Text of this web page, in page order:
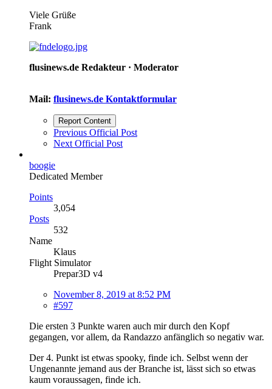
Viele Grüße
Frank
flusinews.de Redakteur · Moderator
Mail: flusinews.de Kontaktformular
Report Content
Previous Official Post
Next Official Post
boogie
Dedicated Member
Points
3,054
Posts
532
Name
Klaus
Flight Simulator
Prepar3D v4
November 8, 2019 at 8:52 PM
#597
Die ersten 3 Punkte waren auch mir durch den Kopf
gegangen, vor allem, da Randazzo anfänglich so negativ war.
Der 4. Punkt ist etwas spooky, finde ich. Selbst wenn der
Ungenannte jemand aus der Branche ist, lässt sich so etwas
kaum voraussagen, finde ich.